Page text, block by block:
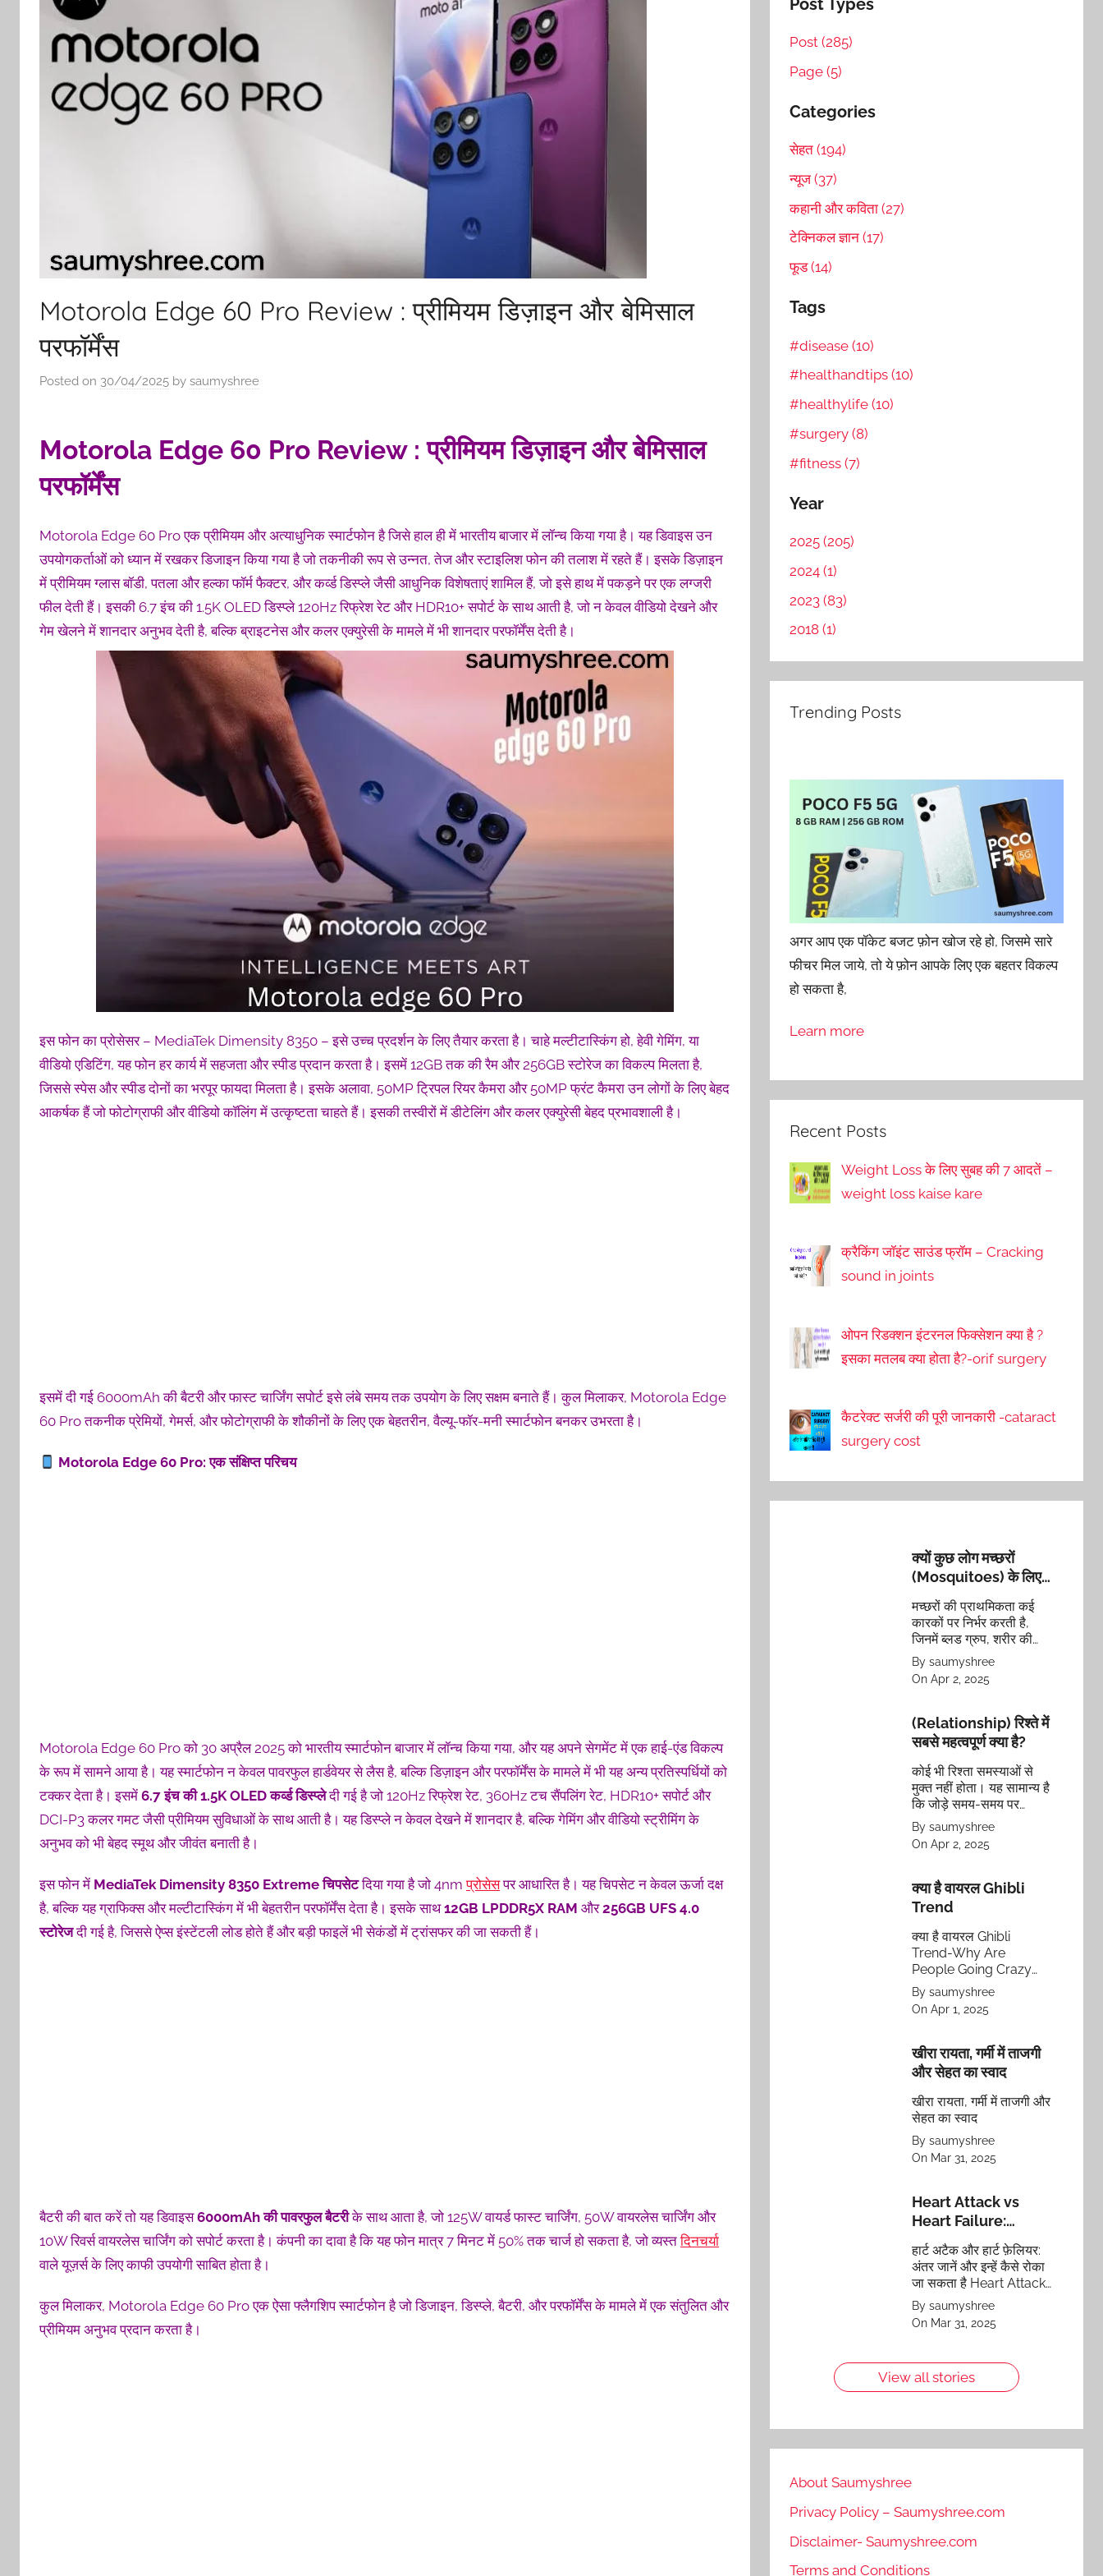
Motorola Edge 60 Pro Review : प्रीमियम डिज़ाइन और बेमिसाल
परफॉर्मेंस
Posted on 30/04/2025 by saumyshree
Motorola Edge 60 Pro Review : प्रीमियम डिज़ाइन और बेमिसाल
परफॉर्मेंस
Motorola Edge 60 Pro एक प्रीमियम और अत्याधुनिक स्मार्टफोन है जिसे हाल ही में भारतीय बाजार में लॉन्च किया गया है। यह डिवाइस उन
उपयोगकर्ताओं को ध्यान में रखकर डिजाइन किया गया है जो तकनीकी रूप से उन्नत, तेज और स्टाइलिश फोन की तलाश में रहते हैं। इसके डिज़ाइन
में प्रीमियम ग्लास बॉडी, पतला और हल्का फॉर्म फैक्टर, और कर्व्ड डिस्प्ले जैसी आधुनिक विशेषताएं शामिल हैं, जो इसे हाथ में पकड़ने पर एक लग्जरी
फील देती हैं। इसकी 6.7 इंच की 1.5K OLED डिस्प्ले 120Hz रिफ्रेश रेट और HDR10+ सपोर्ट के साथ आती है, जो न केवल वीडियो देखने और
गेम खेलने में शानदार अनुभव देती है, बल्कि ब्राइटनेस और कलर एक्युरेसी के मामले में भी शानदार परफॉर्मेंस देती है।
इस फोन का प्रोसेसर – MediaTek Dimensity 8350 – इसे उच्च प्रदर्शन के लिए तैयार करता है। चाहे मल्टीटास्किंग हो, हेवी गेमिंग, या
वीडियो एडिटिंग, यह फोन हर कार्य में सहजता और स्पीड प्रदान करता है। इसमें 12GB तक की रैम और 256GB स्टोरेज का विकल्प मिलता है,
जिससे स्पेस और स्पीड दोनों का भरपूर फायदा मिलता है। इसके अलावा, 50MP ट्रिपल रियर कैमरा और 50MP फ्रंट कैमरा उन लोगों के लिए बेहद
आकर्षक हैं जो फोटोग्राफी और वीडियो कॉलिंग में उत्कृष्टता चाहते हैं। इसकी तस्वीरों में डीटेलिंग और कलर एक्युरेसी बेहद प्रभावशाली है।
इसमें दी गई 6000mAh की बैटरी और फास्ट चार्जिंग सपोर्ट इसे लंबे समय तक उपयोग के लिए सक्षम बनाते हैं। कुल मिलाकर, Motorola Edge
60 Pro तकनीक प्रेमियों, गेमर्स, और फोटोग्राफी के शौकीनों के लिए एक बेहतरीन, वैल्यू-फॉर-मनी स्मार्टफोन बनकर उभरता है।
Motorola Edge 60 Pro:एकसंक्षिप्तपरिचय
Motorola Edge 60 Pro को 30 अप्रैल 2025 को भारतीय स्मार्टफोन बाजार में लॉन्च किया गया, और यह अपने सेगमेंट में एक हाई-एंड विकल्प
के रूप में सामने आया है। यह स्मार्टफोन न केवल पावरफुल हार्डवेयर से लैस है, बल्कि डिज़ाइन और परफॉर्मेंस के मामले में भी यह अन्य प्रतिस्पर्धियों को
टक्कर देता है। इसमें 6.7इंचकी 1.5K OLEDकर्व्डडिस्प्लेदी गई है जो 120Hz रिफ्रेश रेट, 360Hz टच सैंपलिंग रेट, HDR10+ सपोर्ट और
DCI-P3 कलर गमट जैसी प्रीमियम सुविधाओं के साथ आती है। यह डिस्प्ले न केवल देखने में शानदार है, बल्कि गेमिंग और वीडियो स्ट्रीमिंग के
अनुभव को भी बेहद स्मूथ और जीवंत बनाती है।
इस फोन में MediaTek Dimensity 8350 Extremeचिपसेटदिया गया है जो 4nmप्रोसेसपर आधारित है। यह चिपसेट न केवल ऊर्जा दक्ष
है, बल्कि यह ग्राफिक्स और मल्टीटास्किंग में भी बेहतरीन परफॉर्मेंस देता है। इसके साथ12GB LPDDR5X RAM और256GB UFS 4.0
स्टोरेजदी गई है, जिससे ऐप्स इंस्टेंटली लोड होते हैं और बड़ी फाइलें भी सेकंडों में ट्रांसफर की जा सकती हैं।
बैटरी की बात करें तो यह डिवाइस6000mAhकीपावरफुलबैटरीके साथ आता है, जो 125W वायर्ड फास्ट चार्जिंग, 50W वायरलेस चार्जिंग और
10W रिवर्स वायरलेस चार्जिंग को सपोर्ट करता है। कंपनी का दावा है कि यह फोन मात्र 7 मिनट में 50% तक चार्ज हो सकता है, जो व्यस्तदिनचर्या
वाले यूज़र्स के लिए काफी उपयोगी साबित होता है।
कुल मिलाकर, Motorola Edge 60 Pro एक ऐसा फ्लैगशिप स्मार्टफोन है जो डिजाइन, डिस्प्ले, बैटरी, और परफॉर्मेंस के मामले में एक संतुलित और
प्रीमियम अनुभव प्रदान करता है।
Post (285)
Page (5)
Categories
सेहत (194)
न्यूज (37)
कहानी और कविता (27)
टेक्निकल ज्ञान (17)
फूड (14)
Tags
#disease (10)
#healthandtips (10)
#healthylife (10)
#surgery (8)
#fitness (7)
Year
2025 (205)
2024 (1)
2023 (83)
2018 (1)
Trending Posts
अगर आप एक पॉकेट बजट फ़ोन खोज रहे हो, जिसमे सारे
फीचर मिल जाये, तो ये फ़ोन आपके लिए एक बहतर विकल्प
हो सकता है,
Learn more
Recent Posts
Weight Loss के लिए सुबह की 7 आदतें –
weight loss kaise kare
क्रैकिंग जॉइंट साउंड फ्रॉम – Cracking
sound in joints
ओपन रिडक्शन इंटरनल फिक्सेशन क्या है ?
इसका मतलब क्या होता है?-orif surgery
कैटरेक्ट सर्जरी की पूरी जानकारी -cataract
surgery cost
क्यों कुछ लोग मच्छरों
(Mosquitoes) के लिए
अधिक आकर्षक होते हैं?
जानिये ऐसा क्यों होता है?
मच्छरों की प्राथमिकता कई
कारकों पर निर्भर करती है,
जिनमें ब्लड ग्रुप, शरीर की
गंध, कपड़ों का रंग, शरीर का
तापमान और अनुवांशिक
विशेषताएं शामिल हैं।
By saumyshree
On Apr 2, 2025
(Relationship) रिश्ते में
सबसे महत्वपूर्ण क्या है?
कोई भी रिश्ता समस्याओं से
मुक्त नहीं होता। यह सामान्य है
कि जोड़े समय-समय पर
समस्याओं का सामना करते हैं।
सबसे अहम यह है कि वे इन
चुनौतियों का सामना कैसे करते
पाते हैं।
By saumyshree
On Apr 2, 2025
क्या है वायरल Ghibli
Trend
क्या है वायरल Ghibli
Trend-Why Are
People Going Crazy
About It?
By saumyshree
On Apr 1, 2025
खीरा रायता, गर्मी में ताजगी
और सेहत का स्वाद
खीरा रायता, गर्मी में ताजगी और
सेहत का स्वाद
By saumyshree
On Mar 31, 2025
Heart Attack vs
Heart Failure:
Differences and
Prevention
हार्ट अटैक और हार्ट फ़ेलियर:
अंतर जानें और इन्हें कैसे रोका
जा सकता है Heart Attack
vs Heart Failure:
Differences and
Prevention
By saumyshree
On Mar 31, 2025
View all stories
About Saumyshree
Privacy Policy – Saumyshree.com
Disclaimer- Saumyshree.com
Terms and Conditions